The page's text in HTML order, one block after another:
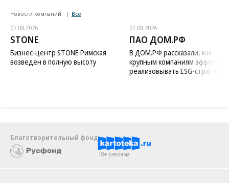
Новости компаний Все
07.08.2026
STONE
Бизнес-центр STONE Римская
возведен в полную высоту
07.08.2026
ПАО ДОМ.РФ
В ДОМ.РФ рассказали, как
крупным компаниям
реализовывать ESG-стратегию
Благотворительный фонд
18+ реклама